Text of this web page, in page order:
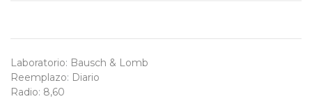
Laboratorio: Bausch & Lomb
Reemplazo: Diario
Radio: 8,60